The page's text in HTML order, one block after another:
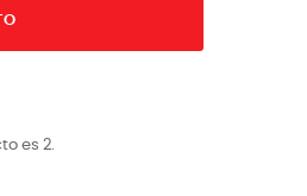
es 2.